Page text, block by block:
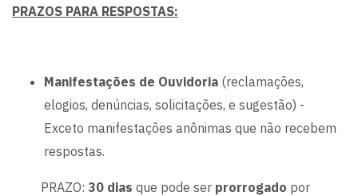
PRAZOS PARA RESPOSTAS:
Manifestações de Ouvidoria (reclamações,
elogios, denúncias, solicitações, e sugestão) -
Exceto manifestações anônimas que não recebem
respostas.
PRAZO: 30 dias que pode ser prorrogado por